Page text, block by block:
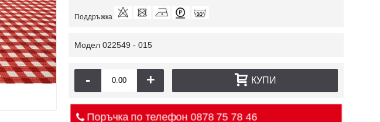
Поддръжка
Модел 022549 - 015
- + КУПИ
Поръчка по телефон0878 75 78 46